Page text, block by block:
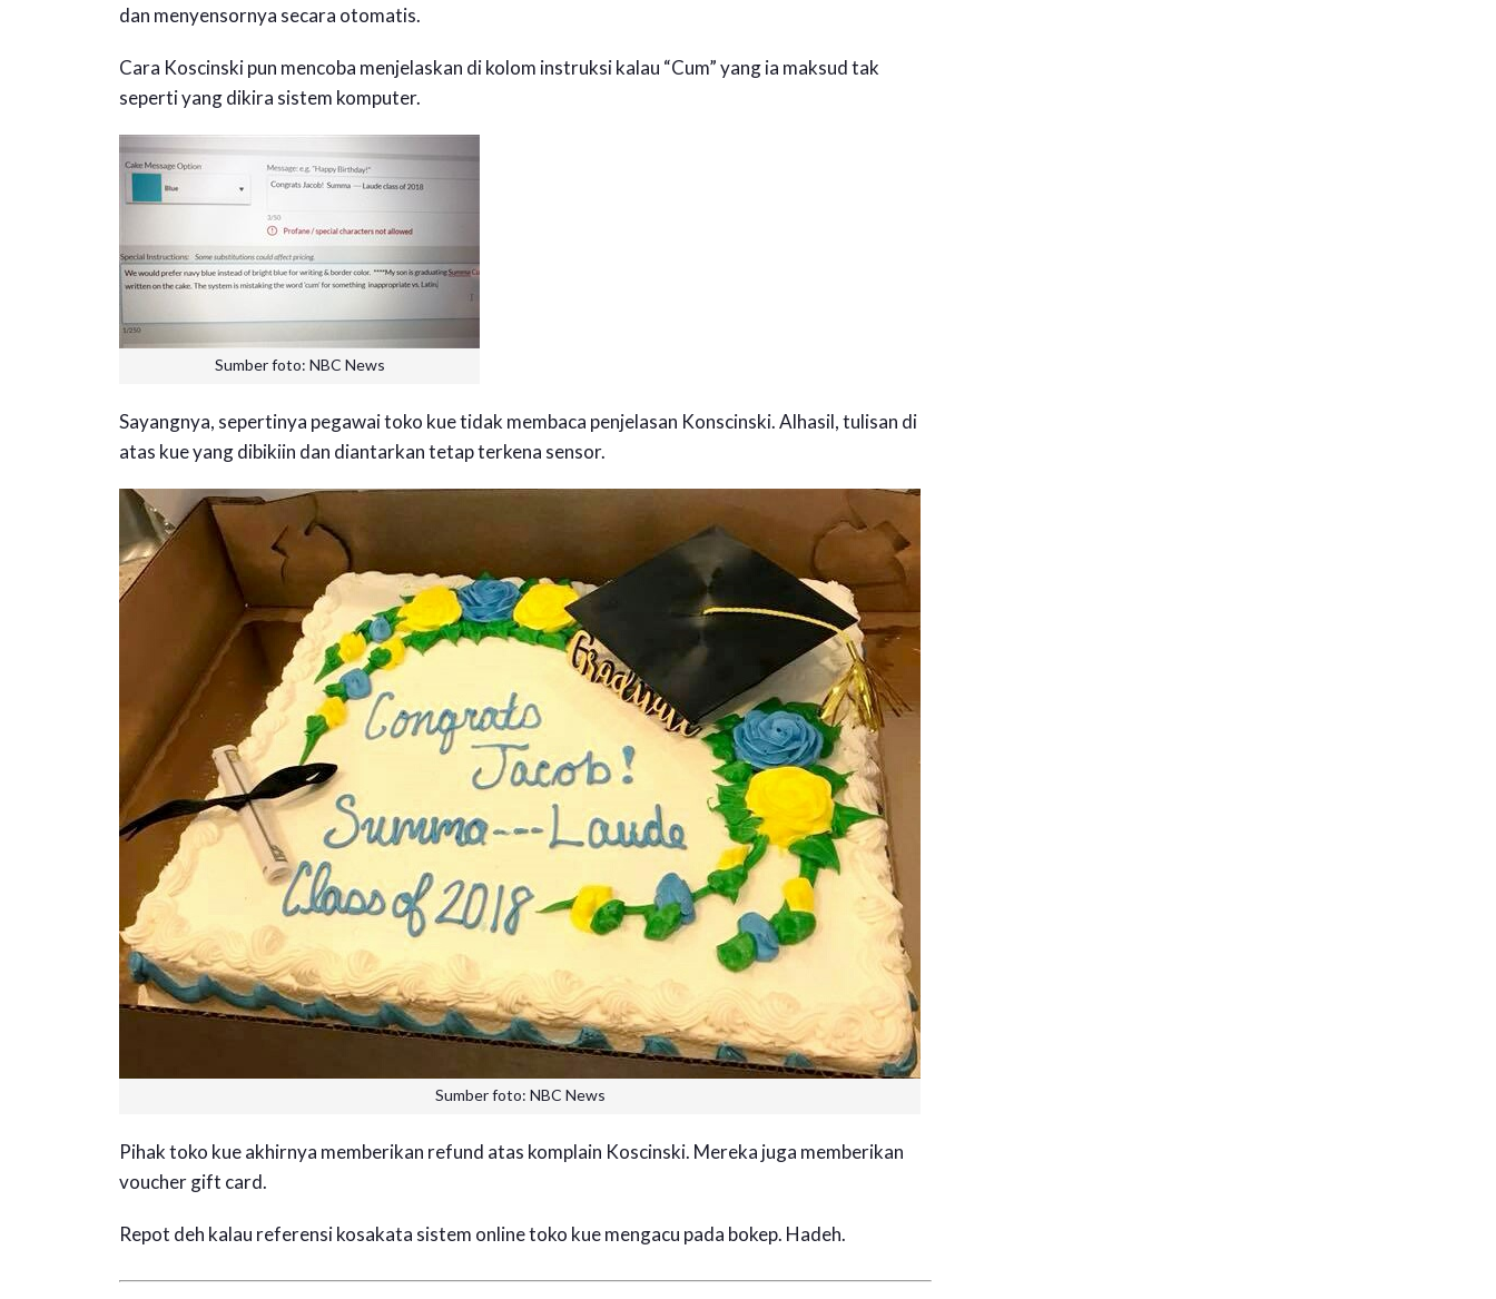
dan menyensornya secara otomatis.
Cara Koscinski pun mencoba menjelaskan di kolom instruksi kalau “Cum” yang ia maksud tak
seperti yang dikira sistem komputer.
Sumber foto: NBC News
Sayangnya, sepertinya pegawai toko kue tidak membaca penjelasan Konscinski. Alhasil, tulisan di
atas kue yang dibikiin dan diantarkan tetap terkena sensor.
Sumber foto: NBC News
Pihak toko kue akhirnya memberikan refund atas komplain Koscinski. Mereka juga memberikan
voucher gift card.
Repot deh kalau referensi kosakata sistem online toko kue mengacu pada bokep. Hadeh.